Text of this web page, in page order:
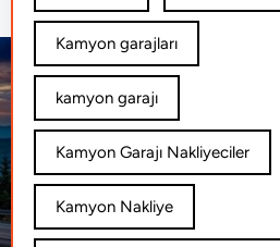
Kamyon garajları
kamyon garajı
Kamyon Garajı Nakliyeciler
Kamyon Nakliye